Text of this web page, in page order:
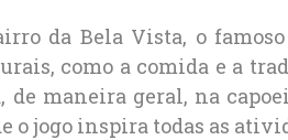
da Bela Vista, o
como a comida e a
de maneira geral, na
o jogo inspira todas as